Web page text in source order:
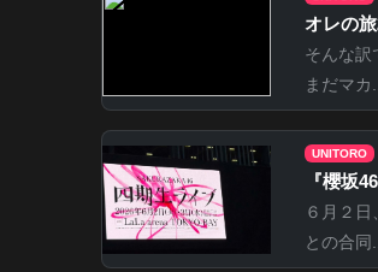
オレの
そんな訳
まだマカ
UNITORO
『櫻坂
６月２
との合同